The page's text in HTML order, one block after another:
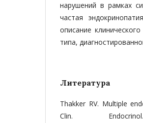
нарушений в рамках
частая
описание
типа,
Литература
Thakker RV. Multiple
Clin.